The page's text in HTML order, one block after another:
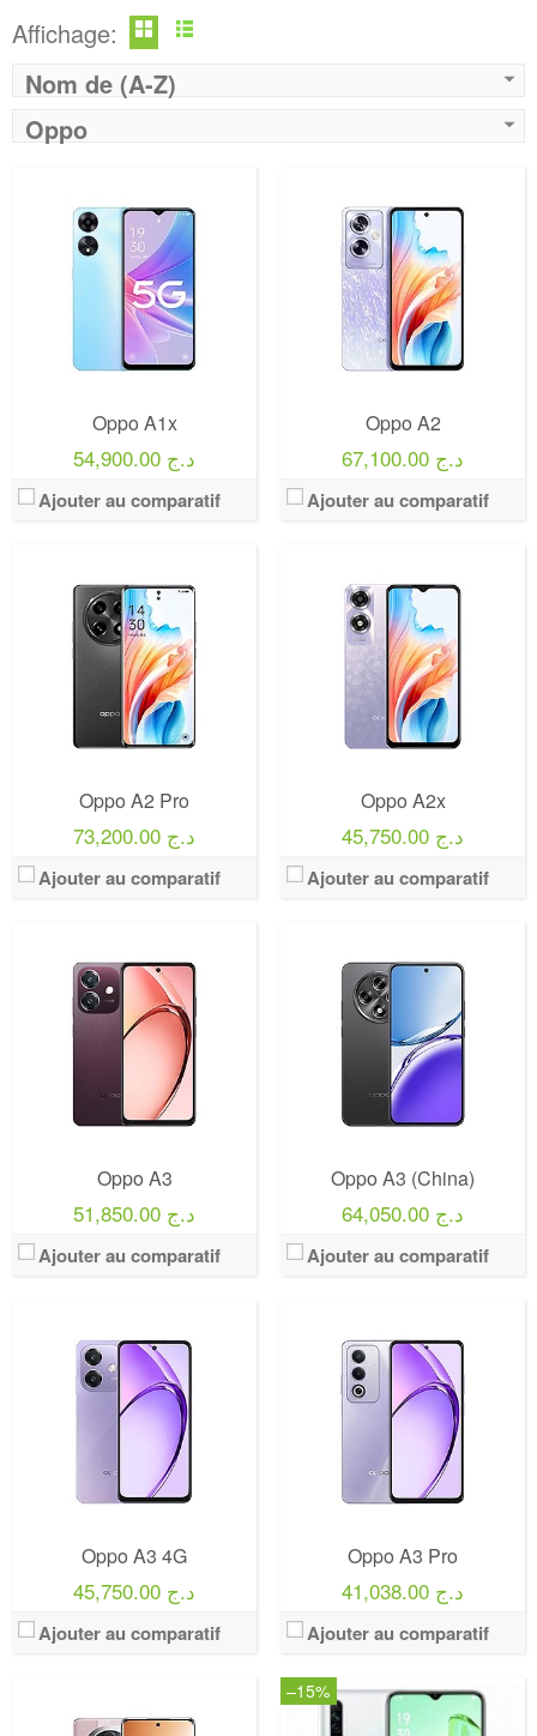
Affichage:
Nom de (A-Z)
Oppo
Oppo A1x
54,900.00 د.ج
Ajouter au comparatif
Oppo A2
67,100.00 د.ج
Ajouter au comparatif
Oppo A2 Pro
73,200.00 د.ج
Ajouter au comparatif
Oppo A2x
45,750.00 د.ج
Ajouter au comparatif
Oppo A3
51,850.00 د.ج
Ajouter au comparatif
Oppo A3 (China)
64,050.00 د.ج
Ajouter au comparatif
Oppo A3 4G
45,750.00 د.ج
Ajouter au comparatif
Oppo A3 Pro
41,038.00 د.ج
Ajouter au comparatif
–15%